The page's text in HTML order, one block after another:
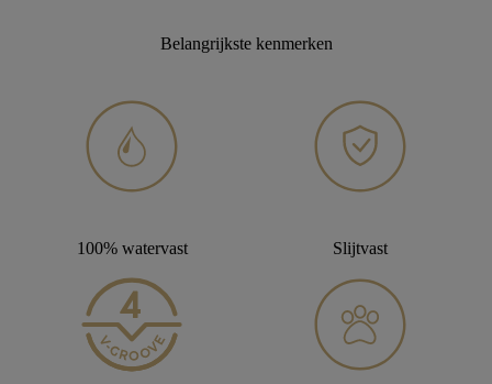
Belangrijkste kenmerken
100% watervast Slijtvast